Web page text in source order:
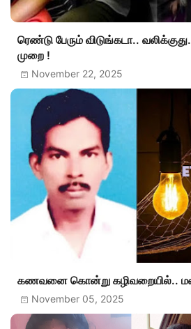
ரெண்டு பேரும் விடுங்கடா..
முறை !
November 22, 2025
கணவனை கொன்று கழிவறையில்..
November 05, 2025